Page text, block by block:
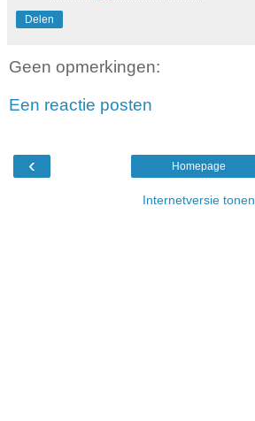
Delen
Geen opmerkingen:
Een reactie posten
‹ Homepage
Internetversie tonen